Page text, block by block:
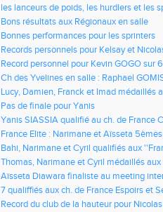
les lanceurs de poids, les hurdlers et les
France UNSS
Bons résultats aux Régionaux en salle
Bonnes performances pour les sprinters
Records personnels pour Kelsay et
Record personnel pour Kevin GOGO sur
Ch des Yvelines en salle : Raphael
60m haies cadets
Lucy, Damien, Franck et Imad médaillés
France Masters
Pas de finale pour Yanis
Yanis SIASSIA qualifié au ch. de France
France Elite : Narimane et Aïsseta
Bahi, Narimane et Cyril qualifiés aux
Thomas, Narimane et Cyril médaillés
Aïsseta Diawara finaliste au meeting
7 qualiffiés aux ch. de France Espoirs et
Record du club de la hauteur pour